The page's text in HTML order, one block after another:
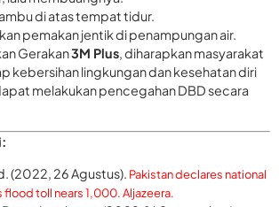
di atas tempat tidur.
pemakan jentik di penampungan air.
Gerakan3M Plus, diharapkan masyarakat
kebersihan lingkungan dan kesehatan diri
melakukan pencegahan DBD secara
(2022, 26 Agustus). Pakistan declares national
toll nears 1,000. Aljazeera.